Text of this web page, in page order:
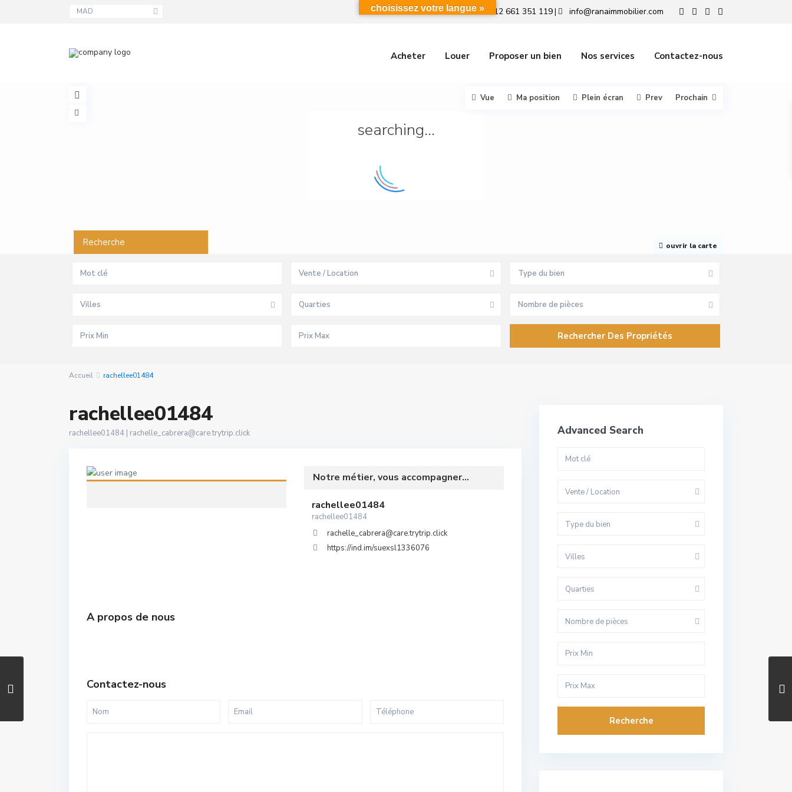
MAD +212 661 351 119| info@ranaimmobilier.com
Acheter Louer Proposer un bien Nos services Contactez-nous
searching...
ouvrir la carte
Vue Ma position Plein écran Prev Prochain
Recherche
Vente / Location Type du bien
Villes Quarties Nombre de pièces
Accueil rachellee01484
rachellee01484
rachellee01484 | rachelle_cabrera@care.trytrip.click
Notre métier, vous accompagner...
rachellee01484
rachellee01484
rachelle_cabrera@care.trytrip.click
https://ind.im/suexsl1336076
A propos de nous
Contactez-nous
Advanced Search
Vente / Location
Type du bien
Villes
Quarties
Nombre de pièces
Recherche
choisissez votre langue »